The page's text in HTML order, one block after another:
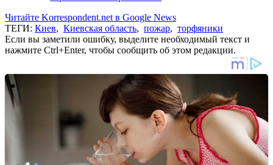
Читайте Korrespondent.net в Google News
ТЕГИ: Киев, Киевская область, пожар, торфяники
Если вы заметили ошибку, выделите необходимый текст и
нажмите Ctrl+Enter, чтобы сообщить об этом редакции.